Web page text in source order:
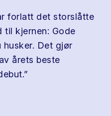
forlatt det storslåtte
til kjernen: Gode
Det gjør
årets beste